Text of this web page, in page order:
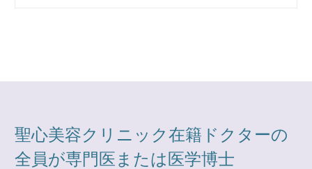
聖心美容クリニック在籍ドクターの
全員が専門医または医学博士